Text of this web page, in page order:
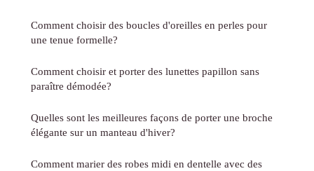
Comment choisir des boucles d'oreilles en perles pour
une tenue formelle?
Comment choisir et porter des lunettes papillon sans
paraître démodée?
Quelles sont les meilleures façons de porter une broche
élégante sur un manteau d'hiver?
Comment marier des robes midi en dentelle avec des